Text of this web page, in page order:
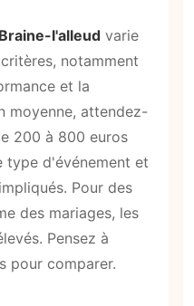
l'alleud varie
notamment
et la
moyenne, attendez-
200 à 800 euros
type d'événement et
Pour des
des mariages, les
Pensez à
pour comparer.